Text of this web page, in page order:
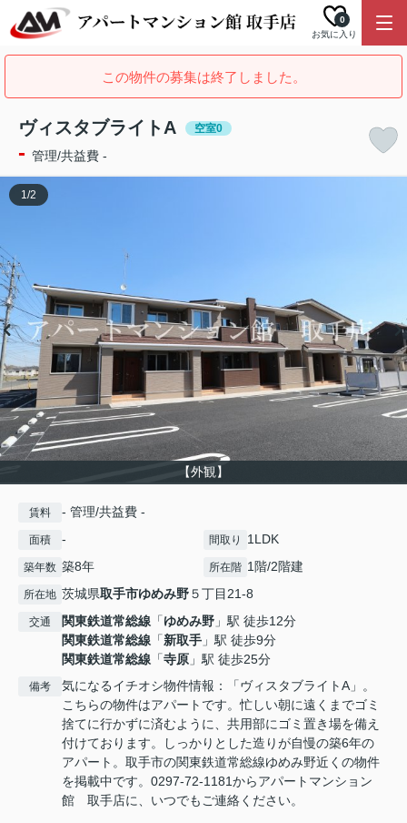
お気に入り
0
この物件の募集は終了しました。
ヴィスタブライトA 空室0
- 管理/共益費 -
【外観】
1/2
賃料 - 管理/共益費 -
面積 - 間取り 1LDK
築年数 築8年 所在階 1階/2階建
所在地 茨城県取手市ゆめみ野５丁目21-8
交通 関東鉄道常総線 「ゆめみ野 」駅 徒歩12分
関東鉄道常総線 「新取手 」駅 徒歩9分
関東鉄道常総線 「寺原 」駅 徒歩25分
備考
気になるイチオシ物件情報：「ヴィスタブライトA」。
こちらの物件はアパートです。忙しい朝に遠くまでゴミ
捨てに行かずに済むように、共用部にゴミ置き場を備え
付けております。しっかりとした造りが自慢の築6年の
アパート。取手市の関東鉄道常総線ゆめみ野近くの物件
を掲載中です。0297-72-1181からアパートマンション
館 取手店に、いつでもご連絡ください。